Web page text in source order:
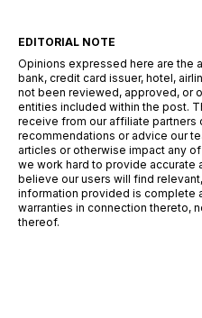
EDITORIAL NOTE
Opinions expressed here are the
bank, credit card issuer, hotel,
not been reviewed, approved, or
entities included within the post.
receive from our affiliate partners
recommendations or advice our
articles or otherwise impact any
we work hard to provide accurate
believe our users will find
information provided is complete
warranties in connection thereto,
thereof.